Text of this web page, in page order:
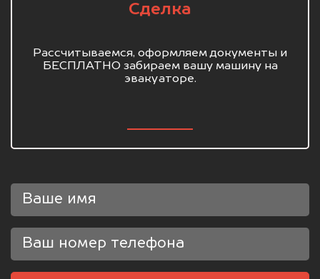
Сделка
Рассчитываемся, оформляем документы и
БЕСПЛАТНО забираем вашу машину на
эвакуаторе.